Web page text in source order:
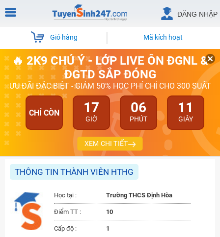
ĐĂNG NHẬP
Giỏ hàng Mã kích hoạt
🔥 2K9 CHÚ Ý - LỚP LIVE ÔN ĐGNL &
ĐGTD SẮP ĐÓNG
ƯU ĐÃI ĐẶC BIỆT - GIẢM 50% HỌC PHÍ CHỈ CHO 300 SUẤT
CHỈ CÒN 17
GIỜ
06
PHÚT
11
GIÂY
XEM CHI TIẾT
THÔNG TIN THÀNH VIÊN HTHG
Học tại : Trường THCS Định Hòa
Điểm TT : 10
Cấp độ : 1